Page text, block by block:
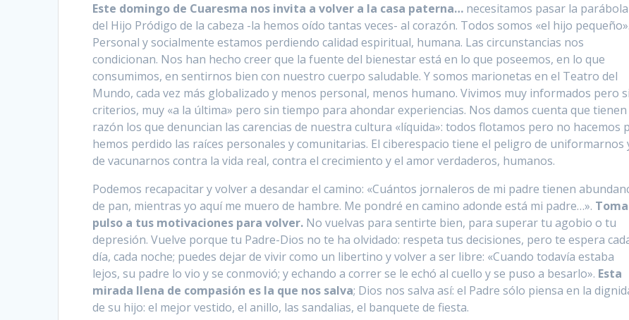
Este domingo de Cuaresma nos invita a volver a la casa paterna… necesitamos pasar la parábola
del Hijo Pródigo de la cabeza -la hemos oído tantas veces- al corazón. Todos somos «el hijo pequeño».
Personal y socialmente estamos perdiendo calidad espiritual, humana. Las circunstancias nos
condicionan. Nos han hecho creer que la fuente del bienestar está en lo que poseemos, en lo que
consumimos, en sentirnos bien con nuestro cuerpo saludable. Y somos marionetas en el Teatro del
Mundo, cada vez más globalizado y menos personal, menos humano. Vivimos muy informados pero
criterios, muy «a la última» pero sin tiempo para ahondar experiencias. Nos damos cuenta que tienen
razón los que denuncian las carencias de nuestra cultura «líquida»: todos flotamos pero no hacemos
hemos perdido las raíces personales y comunitarias. El ciberespacio tiene el peligro de uniformarnos
de vacunarnos contra la vida real, contra el crecimiento y el amor verdaderos, humanos.
Podemos recapacitar y volver a desandar el camino: «Cuántos jornaleros de mi padre tienen
de pan, mientras yo aquí me muero de hambre. Me pondré en camino adonde está mi padre…».
pulso a tus motivaciones para volver. No vuelvas para sentirte bien, para superar tu agobio o tu
depresión. Vuelve porque tu Padre-Dios no te ha olvidado: respeta tus decisiones, pero te espera
día, cada noche; puedes dejar de vivir como un libertino y volver a ser libre: «Cuando todavía estaba
lejos, su padre lo vio y se conmovió; y echando a correr se le echó al cuello y se puso a besarlo». Esta
mirada llena de compasión es la que nos salva; Dios nos salva así: el Padre sólo piensa en la
de su hijo: el mejor vestido, el anillo, las sandalias, el banquete de fiesta.